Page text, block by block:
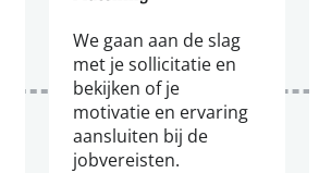
We gaan aan de slag
met je sollicitatie en
bekijken of je
motivatie en ervaring
aansluiten bij de
jobvereisten.